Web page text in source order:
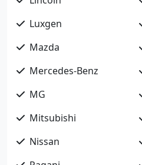
Luxgen
Mazda
Mercedes-Benz
MG
Mitsubishi
Nissan